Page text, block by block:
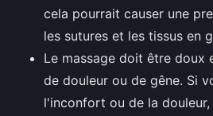
cela pourrait causer une
les sutures et les tissus en
Le massage doit être doux
de douleur ou de gêne. Si
l'inconfort ou de la douleur,